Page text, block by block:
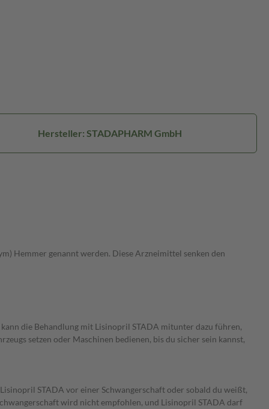
Hersteller: STADAPHARM GmbH
Hemmer genannt werden. Diese Arzneimittel senken den
die Behandlung mit Lisinopril STADA mitunter dazu führen,
setzen oder Maschinen bedienen, bis du sicher sein kannst,
STADA vor einer Schwangerschaft oder sobald du weißt,
wird nicht empfohlen, und Lisinopril STADA darf